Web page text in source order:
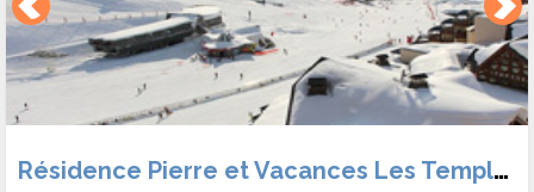
Résidence Pierre et Vacances Les Temples du Soleil (Héb. + Forf.)